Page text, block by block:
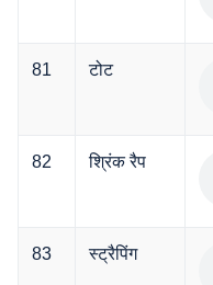
81 टोट
82 श्रिंक रैप
83 स्ट्रैपिंग